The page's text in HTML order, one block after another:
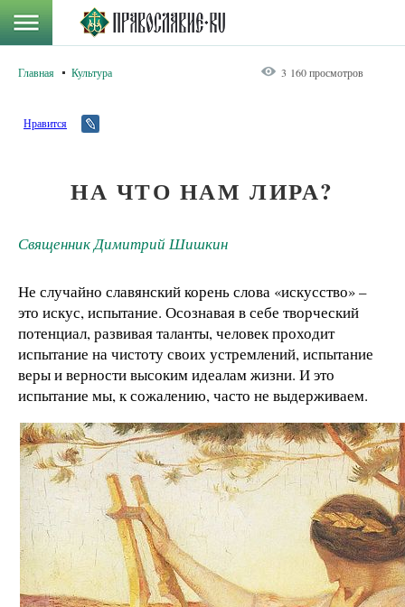
Главная Культура 3 160 просмотров
Нравится
НА ЧТО НАМ ЛИРА?
Священник Димитрий Шишкин
Не случайно славянский корень слова «искусство» –
это искус, испытание. Осознавая в себе творческий
потенциал, развивая таланты, человек проходит
испытание на чистоту своих устремлений, испытание
веры и верности высоким идеалам жизни. И это
испытание мы, к сожалению, часто не выдерживаем.